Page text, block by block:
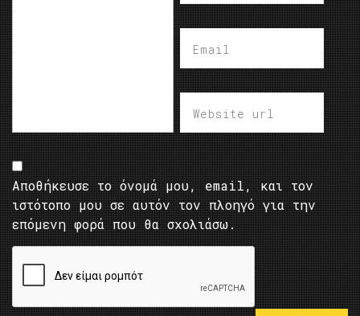
Αποθήκευσε το όνομά μου, email, και τον
ιστότοπο μου σε αυτόν τον πλοηγό για την
επόμενη φορά που θα σχολιάσω.